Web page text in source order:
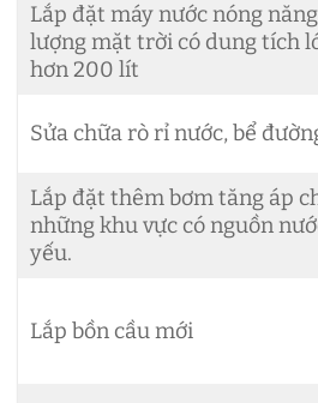
Lắp đặt máy nước nóng năng
lượng mặt trời có dung tích
hơn 200 lít
Sửa chữa rò rỉ nước, bể
Lắp đặt thêm bơm tăng áp
những khu vực có nguồn
yếu.
Lắp bồn cầu mới